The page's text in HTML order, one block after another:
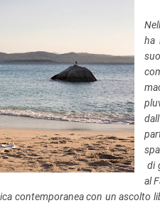
ha
di
al
contemporanea con un ascolto